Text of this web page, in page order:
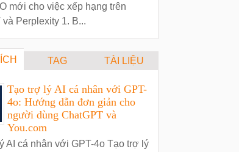
mới cho việc xếp hạng trên
Perplexity 1. B...
TAG TÀI LIỆU
Tạo trợ lý AI cá nhân với GPT-
4o: Hướng dẫn đơn giản cho
người dùng ChatGPT và
You.com
AI cá nhân với GPT-4o Tạo trợ lý